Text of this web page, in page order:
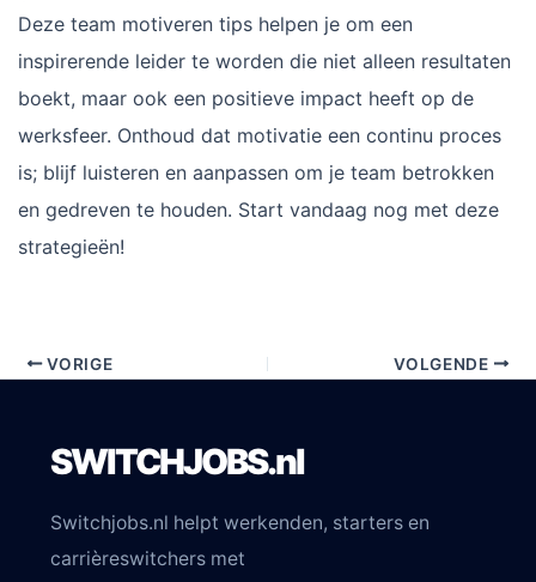
Deze team motiveren tips helpen je om een
inspirerende leider te worden die niet alleen resultaten
boekt, maar ook een positieve impact heeft op de
werksfeer. Onthoud dat motivatie een continu proces
is; blijf luisteren en aanpassen om je team betrokken
en gedreven te houden. Start vandaag nog met deze
strategieën!
VORIGE VOLGENDE
SWITCHJOBS.nl
Switchjobs.nl helpt werkenden, starters en
carrièreswitchers met